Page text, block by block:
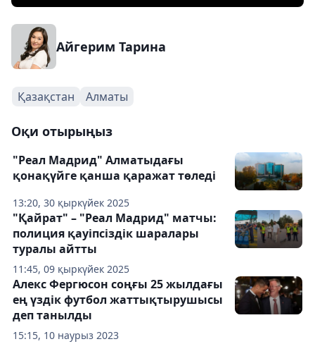
Айгерим Тарина
Қазақстан Алматы
Оқи отырыңыз
13:20, 30 қыркүйек 2025
"Реал Мадрид" Алматыдағы
қонақүйге қанша қаражат төледі
11:45, 09 қыркүйек 2025
"Қайрат" – "Реал Мадрид" матчы:
полиция қауіпсіздік шаралары
туралы айтты
15:15, 10 наурыз 2023
Алекс Фергюсон соңғы 25 жылдағы
ең үздік футбол жаттықтырушысы
деп танылды